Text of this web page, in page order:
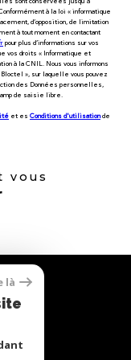
à la loi « informatique
d’opposition, de limitation
à tout moment en contactant
pour plus d’informations sur vos
vos droits « Informatique et
à la CNIL. Nous vous informons
», sur laquelle vous pouvez
des Données personnelles,
de saisie libre.
et es Conditions d'utilisationde
vous
là